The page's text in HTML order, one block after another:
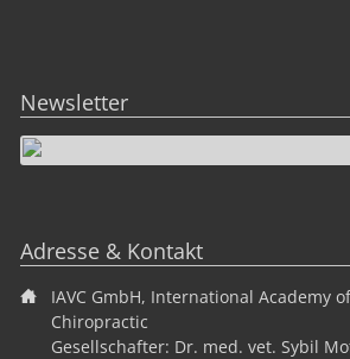
Newsletter
Adresse & Kontakt
IAVC GmbH, International Academy
Chiropractic
Gesellschafter: Dr. med. vet. Sybil